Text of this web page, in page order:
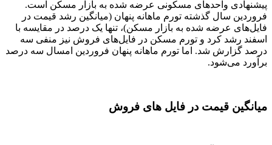
پیشنهادی واحدهای مسکونی عرضه شده به بازار مسکن است.
فروردین سال گذشته تورم ماهانه پنهان (میانگین رشد قیمت در
فایل‌‌های عرضه شده به بازار مسکن)، تنها یک درصد در مقایسه با
اسفند رشد کرد و تورم مسکن در فایل‌‌های فروش نیز منفی سه
درصد گزارش شد. اما تورم ماهانه پنهان فروردین امسال سه درصد
برآورد می‌شود.
میانگین قیمت در فایل های فروش